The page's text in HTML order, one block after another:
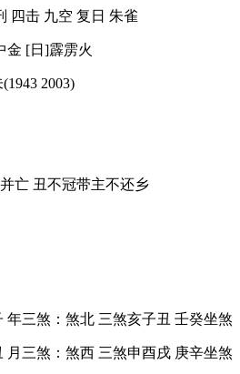
四击 九空 复日 朱雀
金 [日]霹雳火
2003)
亡 丑不冠带主不还乡
年三煞：煞北 三煞亥子丑 壬癸坐煞
月三煞：煞西 三煞申酉戌 庚辛坐煞